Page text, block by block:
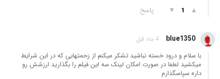
▲
1
▼ پاسخ
blue1350 4 ماه قبل
با سلام و درود خسته نباشید تشکر میکنم از زحمتهایی که در این شرایط
میکشید لطفا در صورت امکان لینک سه این فیلم را بگذارید ارزشش رو
داره سپاسگذارم